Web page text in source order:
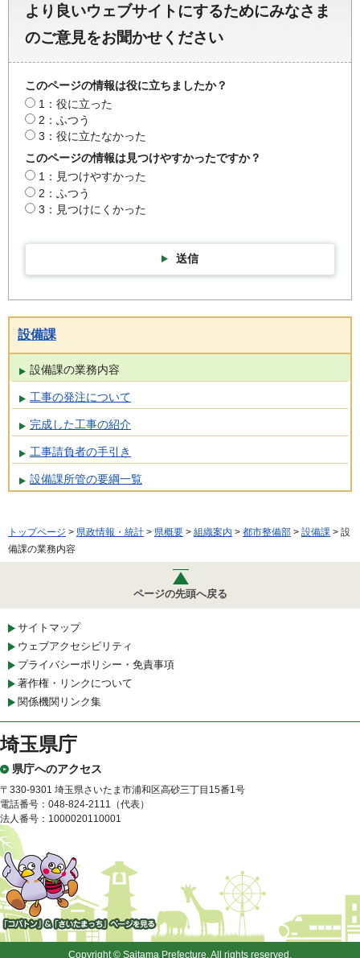
より良いウェブサイトにするためにみなさま
のご意見をお聞かせください
このページの情報は役に立ちましたか？
1：役に立った
2：ふつう
3：役に立たなかった
このページの情報は見つけやすかったですか？
1：見つけやすかった
2：ふつう
3：見つけにくかった
送信
設備課
設備課の業務内容
工事の発注について
完成した工事の紹介
工事請負者の手引き
設備課所管の要綱一覧
トップページ > 県政情報・統計 > 県概要 > 組織案内 > 都市整備部 > 設備課 > 設
備課の業務内容
ページの先頭へ戻る
サイトマップ
ウェブアクセシビリティ
プライバシーポリシー・免責事項
著作権・リンクについて
関係機関リンク集
埼玉県庁
県庁へのアクセス
〒330-9301 埼玉県さいたま市浦和区高砂三丁目15番1号
電話番号：048-824-2111（代表）
法人番号：1000020110001
「コバトン」&「さいたまっ
Copyright © Saitama Prefecture. All rights reserved.